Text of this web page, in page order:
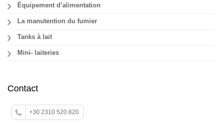
Équipement d’alimentation
La manutention du fumier
Tanks à lait
Mini- laiteries
Contact
+30 2310 520 820